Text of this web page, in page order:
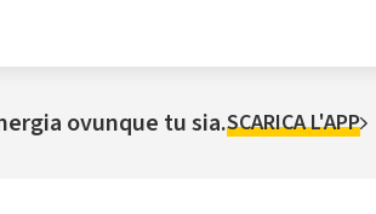
ovunque tu sia.SCARICA L'APP